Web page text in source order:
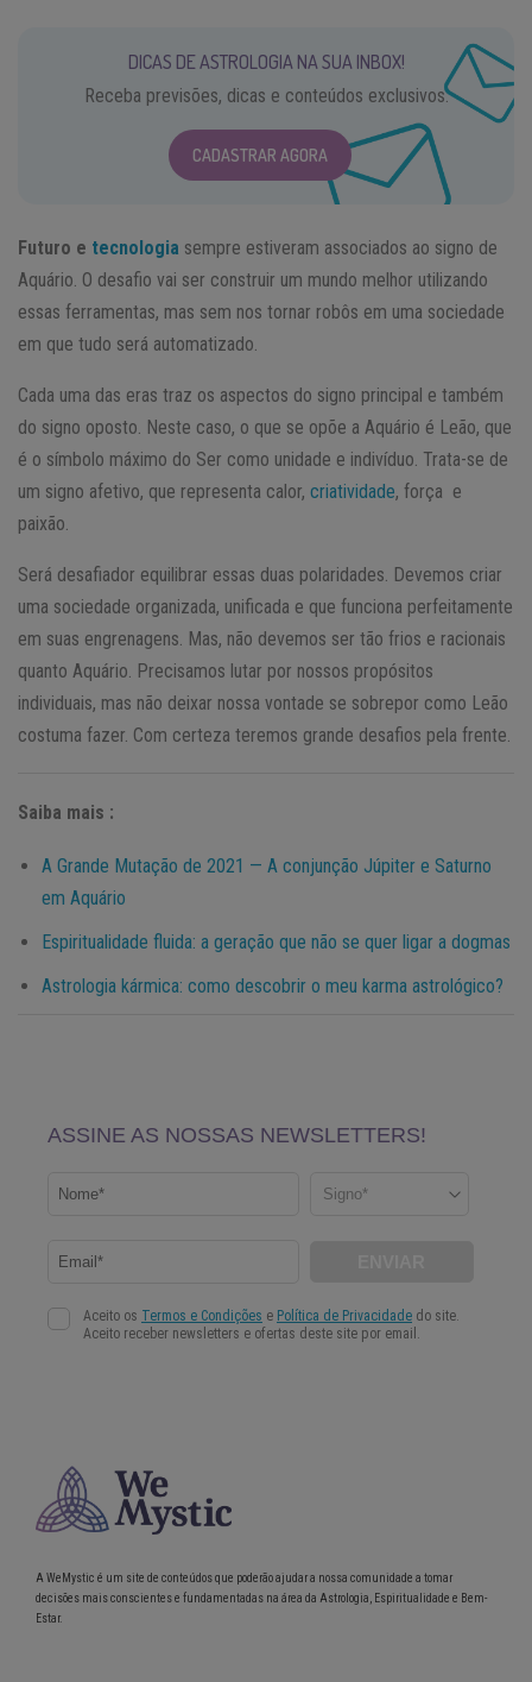
DICAS DE ASTROLOGIA NA SUA INBOX!
Receba previsões, dicas e conteúdos exclusivos.
CADASTRAR AGORA
Futuro e tecnologia sempre estiveram associados ao signo de
Aquário. O desafio vai ser construir um mundo melhor utilizando
essas ferramentas, mas sem nos tornar robôs em uma sociedade
em que tudo será automatizado.
Cada uma das eras traz os aspectos do signo principal e também
do signo oposto. Neste caso, o que se opõe a Aquário é Leão, que
é o símbolo máximo do Ser como unidade e indivíduo. Trata-se de
um signo afetivo, que representa calor, criatividade, força e
paixão.
Será desafiador equilibrar essas duas polaridades. Devemos criar
uma sociedade organizada, unificada e que funciona perfeitamente
em suas engrenagens. Mas, não devemos ser tão frios e racionais
quanto Aquário. Precisamos lutar por nossos propósitos
individuais, mas não deixar nossa vontade se sobrepor como Leão
costuma fazer. Com certeza teremos grande desafios pela frente.
Saiba mais :
A Grande Mutação de 2021 — A conjunção Júpiter e Saturno
em Aquário
Espiritualidade fluida: a geração que não se quer ligar a dogmas
Astrologia kármica: como descobrir o meu karma astrológico?
A WeMystic é um site de conteúdos que poderão ajudar a nossa comunidade a tomar
decisões mais conscientes e fundamentadas na área da Astrologia, Espiritualidade e Bem-
Estar.